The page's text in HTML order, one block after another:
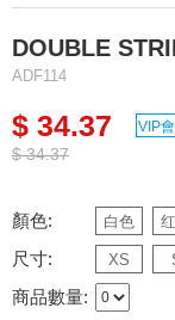
DOUBLE
ADF114
$ 34.37
$ 34.37
VIP
顏色: 白色
尺寸: XS
商品數量: